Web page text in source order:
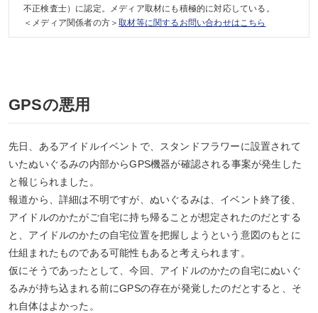
不正検査士）に認定。メディア取材にも積極的に対応している。
＜メディア関係者の方＞取材等に関するお問い合わせはこちら
GPSの悪用
先日、あるアイドルイベントで、スタンドフラワーに設置されて
いたぬいぐるみの内部からGPS機器が確認される事案が発生した
と報じられました。
報道から、詳細は不明ですが、ぬいぐるみは、イベント終了後、
アイドルのかたがご自宅に持ち帰ることが想定されたのだとする
と、アイドルのかたの自宅位置を把握しようという意図のもとに
仕組まれたものである可能性もあると考えられます。
仮にそうであったとして、今回、アイドルのかたの自宅にぬいぐ
るみが持ち込まれる前にGPSの存在が発覚したのだとすると、そ
れ自体はよかった。